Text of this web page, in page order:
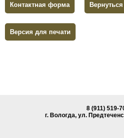
Контактная форма
Версия для печати
8 (911) 519-
г. Вологда, ул.